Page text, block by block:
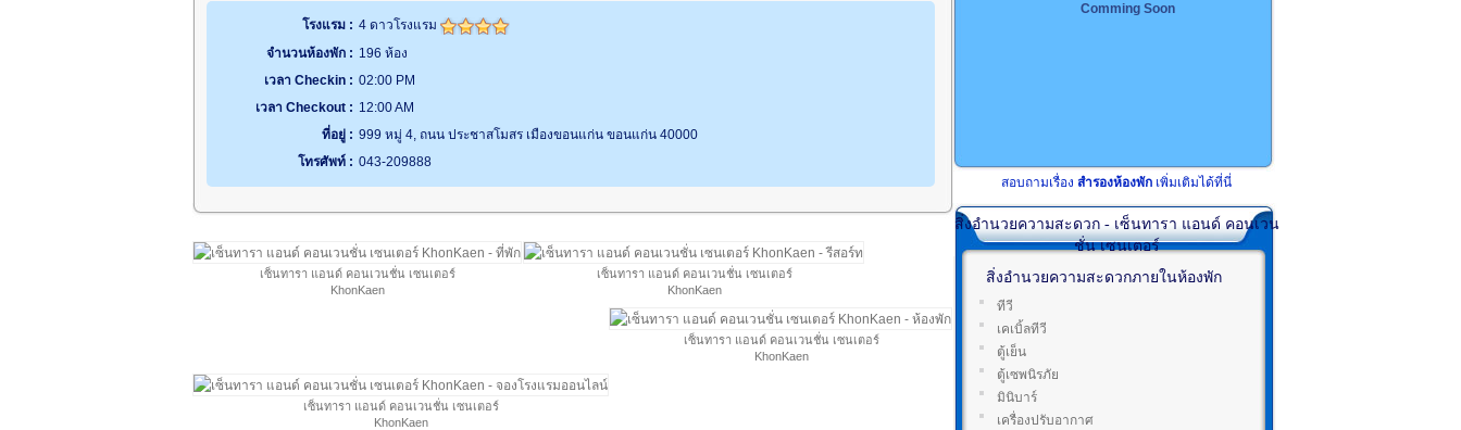
โรงแรม : 4 ดาวโรงแรม
จำนวนห้องพัก : 196 ห้อง
เวลา Checkin : 02:00 PM
เวลา Checkout : 12:00 AM
ที่อยู่ : 999 หมู่ 4, ถนน ประชาสโมสร เมืองขอนแก่น ขอนแก่น 40000
โทรศัพท์ : 043-209888
เซ็นทารา แอนด์ คอนเวนชั่น เซนเตอร์
KhonKaen
เซ็นทารา แอนด์ คอนเวนชั่น เซนเตอร์
KhonKaen
เซ็นทารา แอนด์ คอนเวนชั่น เซนเตอร์
KhonKaen
เซ็นทารา แอนด์ คอนเวนชั่น เซนเตอร์
KhonKaen
Comming Soon
สอบถามเรื่อง สำรองห้องพัก เพิ่มเติมได้ที่นี่
สิ่งอำนวยความสะดวก - เซ็นทารา แอนด์ คอนเวน
ชั่น เซนเตอร์
สิ่งอำนวยความสะดวกภายในห้องพัก
ทีวี
เคเบิ้ลทีวี
ตู้เย็น
ตู้เซพนิรภัย
มินิบาร์
เครื่องปรับอากาศ